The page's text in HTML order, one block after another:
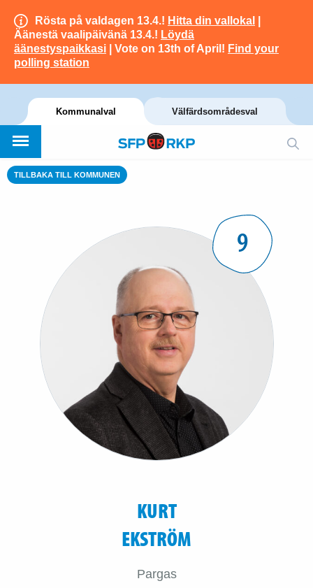
Rösta på valdagen 13.4.! Hitta din vallokal
Äänestä vaalipäivänä 13.4.! Löydä
äänestyspaikkasi | Vote on 13th of April! Find your
polling station
Kommunalval Välfärdsområdesval
TILLBAKA TILL KOMMUNEN
9
KURT
EKSTRÖM
Pargas